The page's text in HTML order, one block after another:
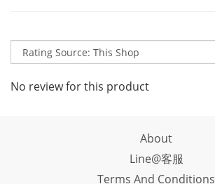
No review for this product
About
Line@客服
Terms And Conditions